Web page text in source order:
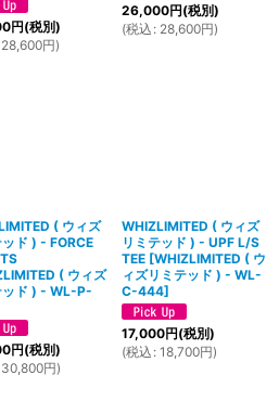
円(税別)
28,600円)
26,000円(税別)
(税込 : 28,600円)
( ウィズ
ッド ) - FORCE
( ウィズ
ッド ) - WL-P-
円(税別)
30,800円)
WHIZLIMITED ( ウィズ
リミテッド ) - UPF L/S
TEE [WHIZLIMITED ( ウ
ィズリミテッド ) - WL-
C-444]
17,000円(税別)
(税込 : 18,700円)